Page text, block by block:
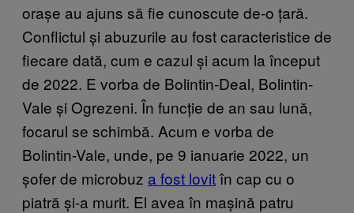
orașe au ajuns să fie cunoscute de-o țară.
Conflictul și abuzurile au fost caracteristice de
fiecare dată, cum e cazul și acum la început
de 2022. E vorba de Bolintin-Deal, Bolintin-
Vale și Ogrezeni. În funcție de an sau lună,
focarul se schimbă. Acum e vorba de
Bolintin-Vale, unde, pe 9 ianuarie 2022, un
șofer de microbuz a fost lovitîn cap cu o
piatră și-a murit. El avea în mașină patru